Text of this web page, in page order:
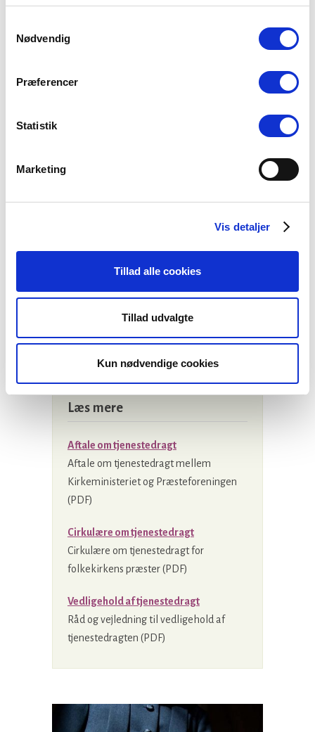
Nødvendig
Præferencer
Statistik
Marketing
Vis detaljer
Tillad alle cookies
Tillad udvalgte
Kun nødvendige cookies
Tjenestedragten tilhører folkekirken, indtil
sognepræst medregnes kun fuldt ud i
Tjenestefrihedsperioder
Tjenestefrihedsperioder uden løn medregnes
ikke i brugsterminen.
Læs mere
Aftale om tjenestedragt
Aftale om tjenestedragt mellem
Kirkeministeriet og Præsteforeningen
(PDF)
Cirkulære om tjenestedragt
Cirkulære om tjenestedragt for
folkekirkens præster (PDF)
Vedligehold af tjenestedragt
Råd og vejledning til vedligehold af
tjenestedragten (PDF)